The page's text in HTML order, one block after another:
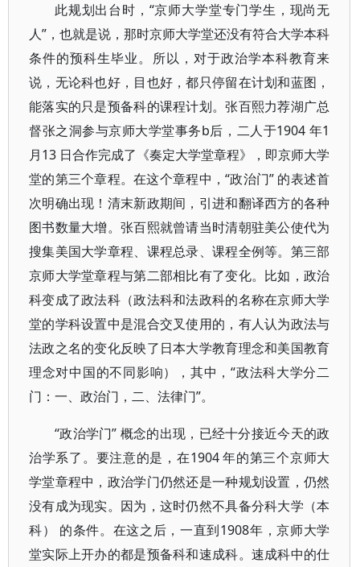
此规划出台时，“京师大学堂专门学生，现尚无
人”，也就是说，那时京师大学堂还没有符合大学本科
条件的预科生毕业。所以，对于政治学本科教育来
说，无论科也好，目也好，都只停留在计划和蓝图，
能落实的只是预备科的课程计划。张百熙力荐湖广总
督张之洞参与京师大学堂事务b后，二人于1904 年1
月13 日合作完成了《奏定大学堂章程》，即京师大学
堂的第三个章程。在这个章程中，“政治门” 的表述首
次明确出现！清末新政期间，引进和翻译西方的各种
图书数量大增。张百熙就曾请当时清朝驻美公使代为
搜集美国大学章程、课程总录、课程全例等。第三部
京师大学堂章程与第二部相比有了变化。比如，政治
科变成了政法科（政法科和法政科的名称在京师大学
堂的学科设置中是混合交叉使用的，有人认为政法与
法政之名的变化反映了日本大学教育理念和美国教育
理念对中国的不同影响），其中，“政法科大学分二
门：一、政治门，二、法律门”。
“政治学门” 概念的出现，已经十分接近今天的政
治学系了。要注意的是，在1904 年的第三个京师大
学堂章程中，政治学门仍然还是一种规划设置，仍然
没有成为现实。因为，这时仍然不具备分科大学（本
科） 的条件。在这之后，一直到1908年，京师大学
堂实际上开办的都是预备科和速成科。速成科中的仕